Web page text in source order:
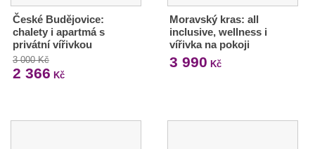
České Budějovice:
chalety i apartmá s
privátní vířivkou
3 000 Kč
2 366 Kč
Moravský kras: all
inclusive, wellness i
vířivka na pokoji
3 990 Kč